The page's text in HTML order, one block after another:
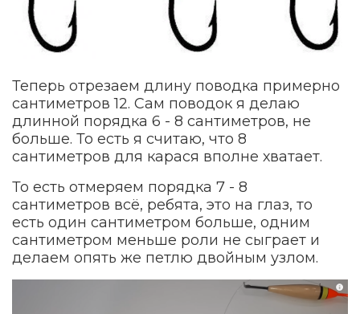
Теперь отрезаем длину поводка примерно
сантиметров 12. Сам поводок я делаю
длинной порядка 6 - 8 сантиметров, не
больше. То есть я считаю, что 8
сантиметров для карася вполне хватает.
То есть отмеряем порядка 7 - 8
сантиметров всё, ребята, это на глаз, то
есть один сантиметром больше, одним
сантиметром меньше роли не сыграет и
делаем опять же петлю двойным узлом.